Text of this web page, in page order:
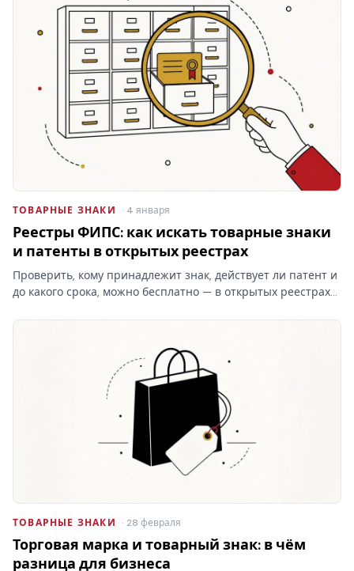
ТОВАРНЫЕ ЗНАКИ · 4 января
Реестры ФИПС: как искать товарные знаки
и патенты в открытых реестрах
Проверить, кому принадлежит знак, действует ли патент и
до какого срока, можно бесплатно — в открытых реестрах
институт, чем они отличаются от платного поиска и что в
ТОВАРНЫЕ ЗНАКИ · 28 февраля
Торговая марка и товарный знак: в чём
разница для бизнеса